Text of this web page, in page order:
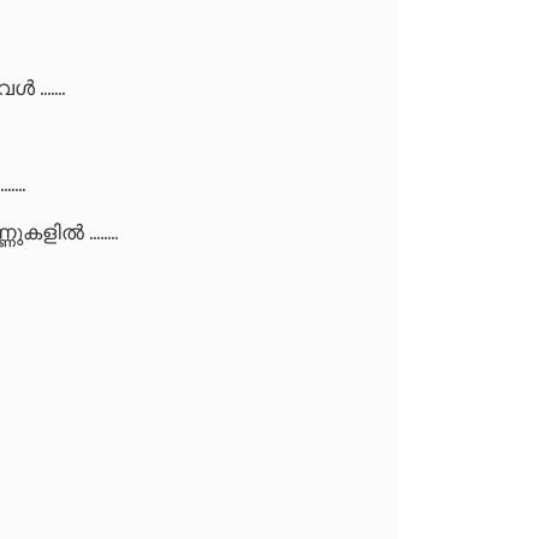
.......
........